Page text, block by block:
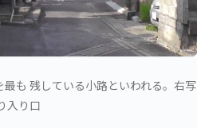
も 残している小路といわれる。右写
入り口